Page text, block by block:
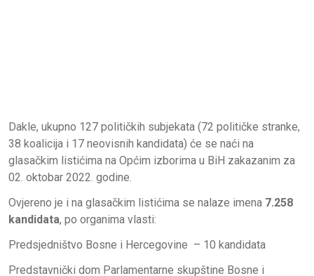
Dakle, ukupno 127 političkih subjekata (72 političke stranke,
38 koalicija i 17 neovisnih kandidata) će se naći na
glasačkim listićima na Općim izborima u BiH zakazanim za
02. oktobar 2022. godine.
Ovjereno je i na glasačkim listićima se nalaze imena 7.258
kandidata, po organima vlasti:
Predsjedništvo Bosne i Hercegovine – 10 kandidata
Predstavnički dom Parlamentarne skupštine Bosne i